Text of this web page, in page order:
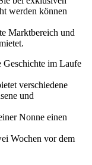
werden können
Marktbereich und
Geschichte im Laufe
verschiedene
und
Nonne einen
Wochen vor dem